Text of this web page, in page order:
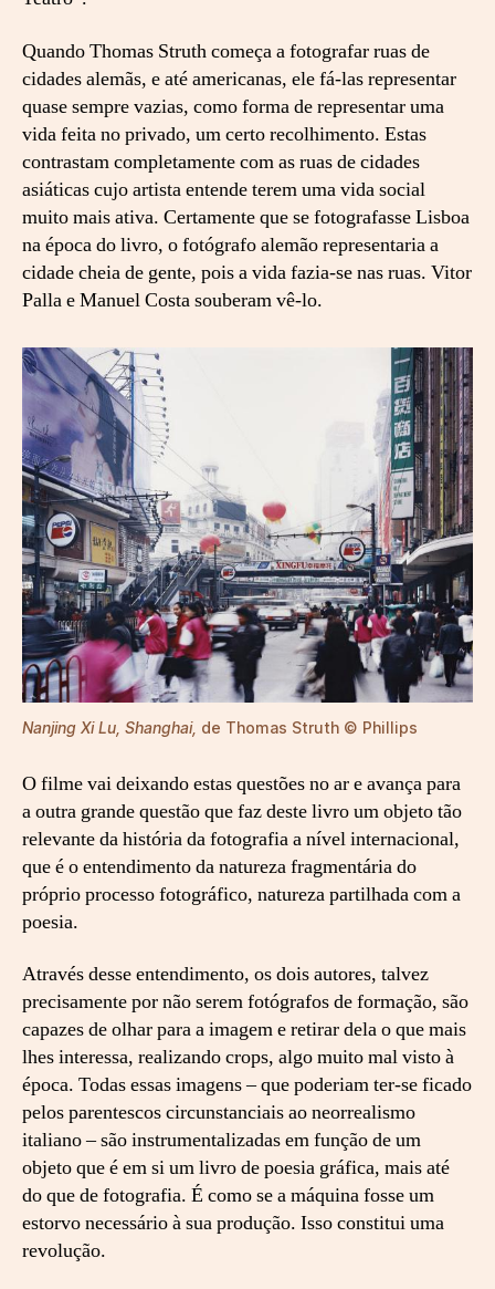
Quando Thomas Struth começa a fotografar ruas de
cidades alemãs, e até americanas, ele fá-las representar
quase sempre vazias, como forma de representar uma
vida feita no privado, um certo recolhimento. Estas
contrastam completamente com as ruas de cidades
asiáticas cujo artista entende terem uma vida social
muito mais ativa. Certamente que se fotografasse Lisboa
na época do livro, o fotógrafo alemão representaria a
cidade cheia de gente, pois a vida fazia-se nas ruas. Vitor
Palla e Manuel Costa souberam vê-lo.
Nanjing Xi Lu, Shanghai, de Thomas Struth © Phillips
O filme vai deixando estas questões no ar e avança para
a outra grande questão que faz deste livro um objeto tão
relevante da história da fotografia a nível internacional,
que é o entendimento da natureza fragmentária do
próprio processo fotográfico, natureza partilhada com a
poesia.
Através desse entendimento, os dois autores, talvez
precisamente por não serem fotógrafos de formação, são
capazes de olhar para a imagem e retirar dela o que mais
lhes interessa, realizando crops, algo muito mal visto à
época. Todas essas imagens – que poderiam ter-se ficado
pelos parentescos circunstanciais ao neorrealismo
italiano – são instrumentalizadas em função de um
objeto que é em si um livro de poesia gráfica, mais até
do que de fotografia. É como se a máquina fosse um
estorvo necessário à sua produção. Isso constitui uma
revolução.